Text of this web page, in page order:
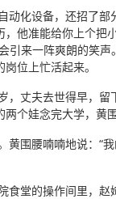
设备，还招了部
他准能给你上个把
引来一阵爽朗的笑
位上忙活起来。
夫去世得早，留
个娃念完大学，
腰喃喃地说：“我
的操作间里，赵